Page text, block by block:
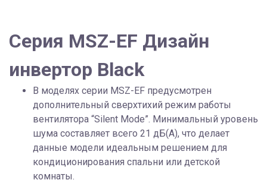
Серия MSZ-EF Дизайн
инвертор Black
В моделях серии MSZ-EF предусмотрен
дополнительный сверхтихий режим работы
вентилятора “Silent Mode”. Минимальный уровень
шума составляет всего 21 дБ(А), что делает
данные модели идеальным решением для
кондиционирования спальни или детской
комнаты.